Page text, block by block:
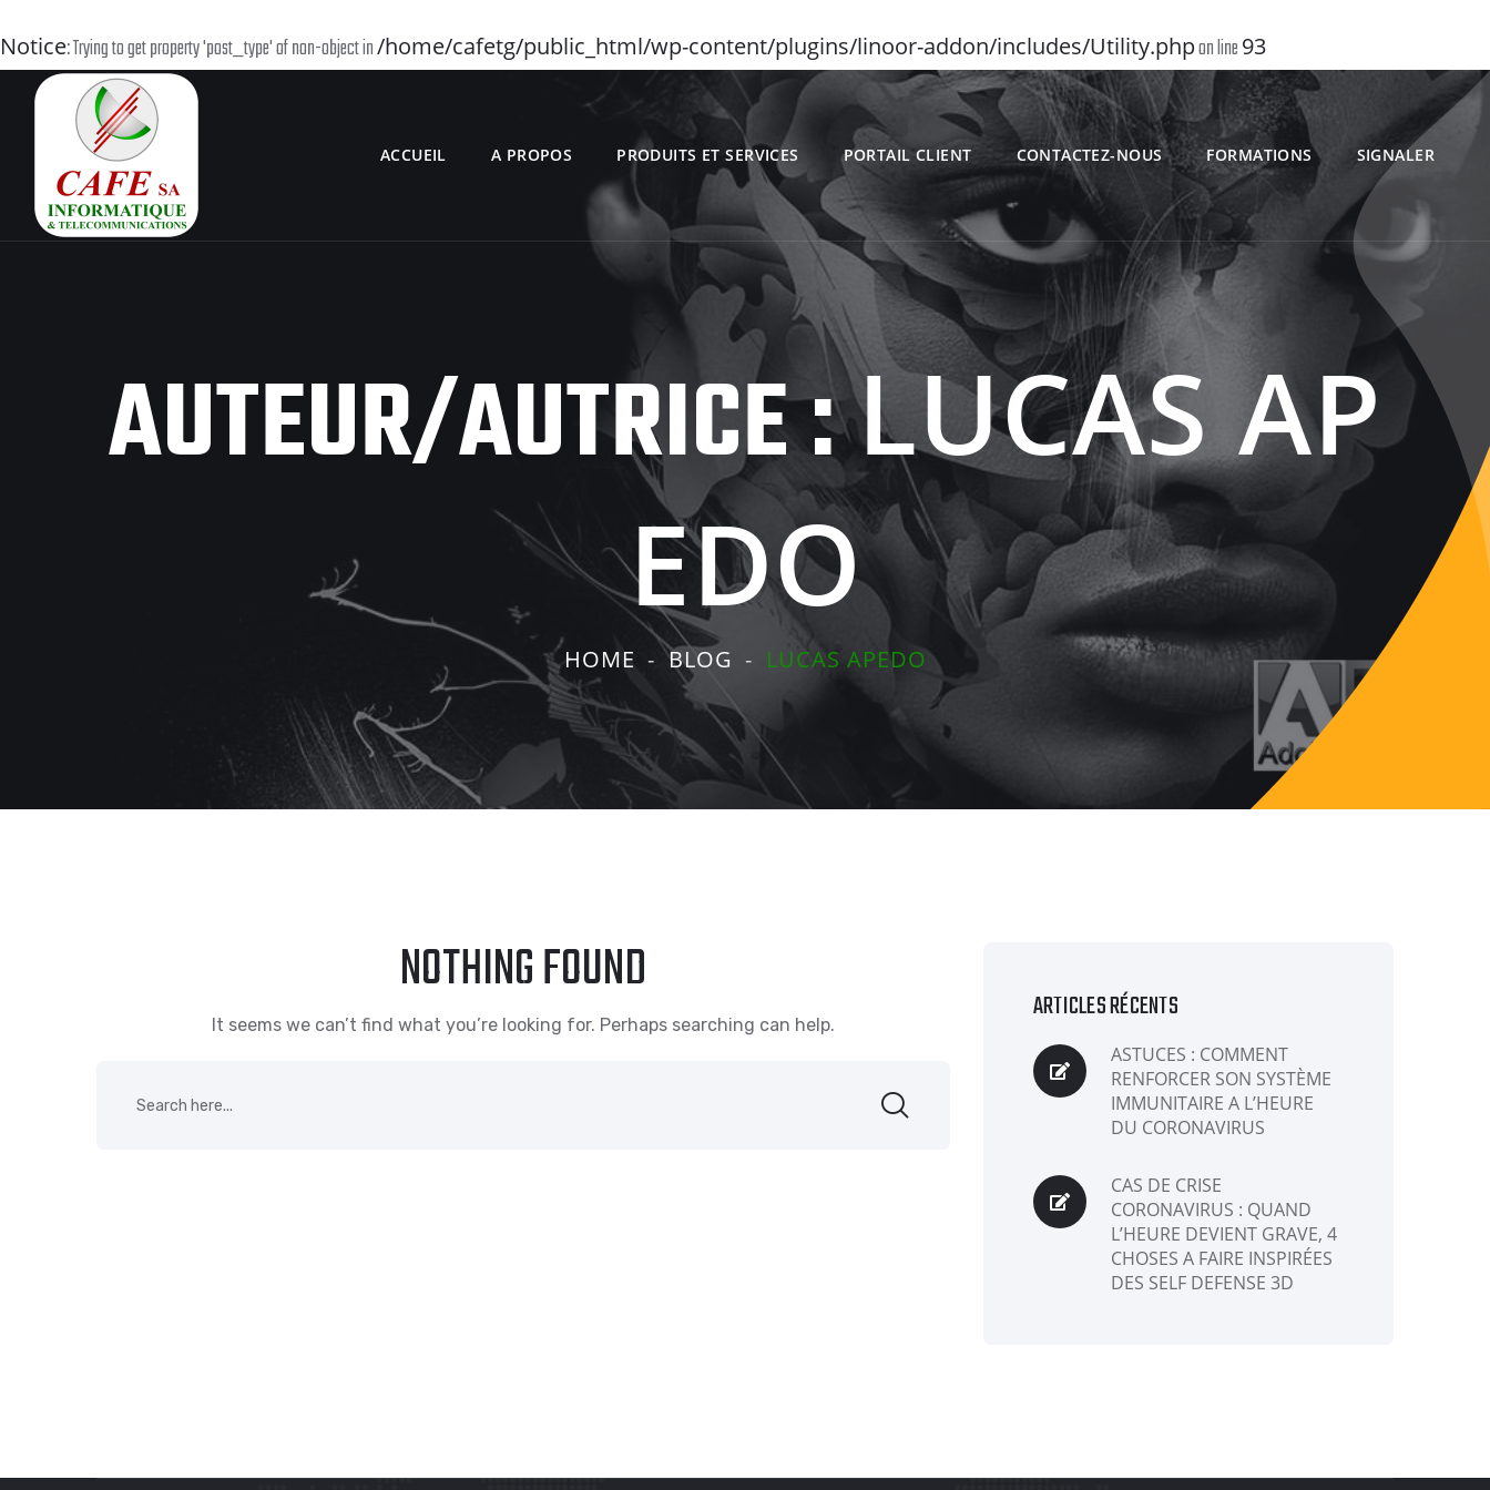
Notice: Trying to get property 'post_type' of non-object in/home/cafetg/public_html/wp-content/plugins/linoor-addon/includes/Utility.phpon line93
ACCUEIL A PROPOS PRODUITS ET SERVICES PORTAIL CLIENT CONTACTEZ-NOUS FORMATIONS SIGNALER
AUTEUR/AUTRICE :LUCAS AP
EDO
HOME BLOG LUCAS APEDO
NOTHING FOUND
It seems we can’t find what you’re looking for. Perhaps searching can help. ARTICLES RÉCENTS
ASTUCES : COMMENT
RENFORCER SON SYSTÈME
IMMUNITAIRE A L’HEURE
DU CORONAVIRUS
CAS DE CRISE
CORONAVIRUS : QUAND
L’HEURE DEVIENT GRAVE, 4
CHOSES A FAIRE INSPIRÉES
DES SELF DEFENSE 3D